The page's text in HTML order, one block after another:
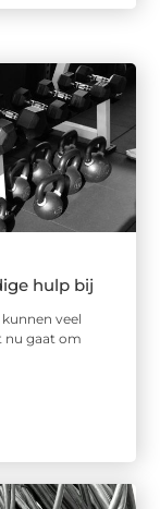
hulp bij
veel
nu gaat om